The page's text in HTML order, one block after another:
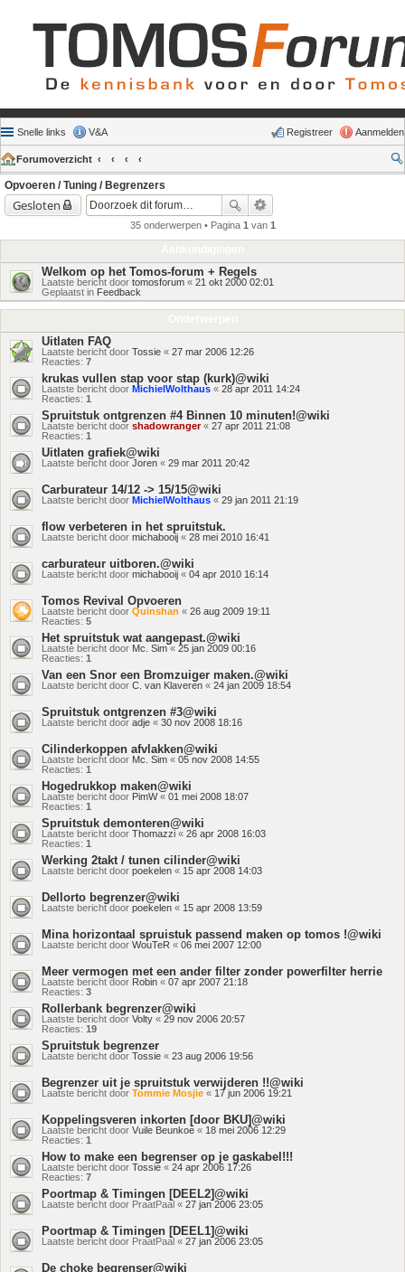
Snelle links V&A Aanmelden
Registreer
Forumoverzicht
Opvoeren / Tuning / Begrenzers
Gesloten
35 onderwerpen • Pagina 1 van 1
Welkom op het Tomos-forum + Regels
Laatste bericht door tomosforum « 21 okt 2000 02:01
Geplaatst in Feedback
Uitlaten FAQ
Laatste bericht door Tossie « 27 mar 2006 12:26
Reacties: 7
krukas vullen stap voor stap (kurk)@wiki
Laatste bericht door MichielWolthaus « 28 apr 2011 14:24
Reacties: 1
Spruitstuk ontgrenzen #4 Binnen 10 minuten!@wiki
Laatste bericht door shadowranger« 27 apr 2011 21:08
Reacties: 1
Uitlaten grafiek@wiki
Laatste bericht door Joren « 29 mar 2011 20:42
Carburateur 14/12 -> 15/15@wiki
Laatste bericht door MichielWolthaus « 29 jan 2011 21:19
flow verbeteren in het spruitstuk.
Laatste bericht door michabooij « 28 mei 2010 16:41
carburateur uitboren.@wiki
Laatste bericht door michabooij « 04 apr 2010 16:14
Tomos Revival Opvoeren
Laatste bericht door Quinshan « 26 aug 2009 19:11
Reacties: 5
Het spruitstuk wat aangepast.@wiki
Laatste bericht door Mc. Sim« 25 jan 2009 00:16
Reacties: 1
Van een Snor een Bromzuiger maken.@wiki
Laatste bericht door C. van Klaveren « 24 jan 2009 18:54
Spruitstuk ontgrenzen #3@wiki
Laatste bericht door adje « 30 nov 2008 18:16
Cilinderkoppen afvlakken@wiki
Laatste bericht door Mc. Sim « 05 nov 2008 14:55
Reacties: 1
Hogedrukkop maken@wiki
Laatste bericht door PimW« 01 mei 2008 18:07
Reacties: 1
Spruitstuk demonteren@wiki
Laatste bericht door Thomazzi « 26 apr 2008 16:03
Reacties: 1
Werking 2takt / tunen cilinder@wiki
Laatste bericht door poekelen « 15 apr 2008 14:03
Dellorto begrenzer@wiki
Laatste bericht door poekelen « 15 apr 2008 13:59
Mina horizontaal spruistuk passend maken op tomos !@wiki
Laatste bericht door WouTeR « 06 mei 2007 12:00
Meer vermogen met een ander filter zonder powerfilter herrie
Laatste bericht door Robin « 07 apr 2007 21:18
Reacties: 3
Rollerbank begrenzer@wiki
Laatste bericht door Volty « 29 nov 2006 20:57
Reacties: 19
Spruitstuk begrenzer
Laatste bericht door Tossie « 23 aug 2006 19:56
Begrenzer uit je spruitstuk verwijderen !!@wiki
Laatste bericht door Tommie Mosjie « 17 jun 2006 19:21
Koppelingsveren inkorten [door BKU]@wiki
Laatste bericht door Vuile Beunkoe « 18 mei 2006 12:29
Reacties: 1
How to make een begrenser op je gaskabel!!!
Laatste bericht door Tossie « 24 apr 2006 17:26
Reacties: 7
Poortmap & Timingen [DEEL2]@wiki
Laatste bericht door PraatPaal « 27 jan 2006 23:05
Poortmap & Timingen [DEEL1]@wiki
Laatste bericht door PraatPaal « 27 jan 2006 23:05
De choke begrenser@wiki